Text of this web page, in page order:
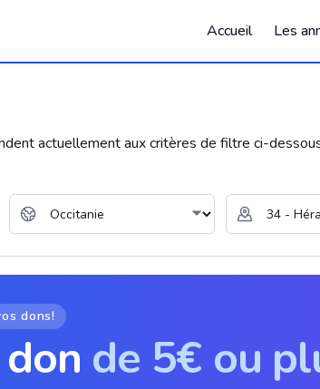
Accueil Les
actuellement aux critères de filtre ci-
dons!
de 5€ ou